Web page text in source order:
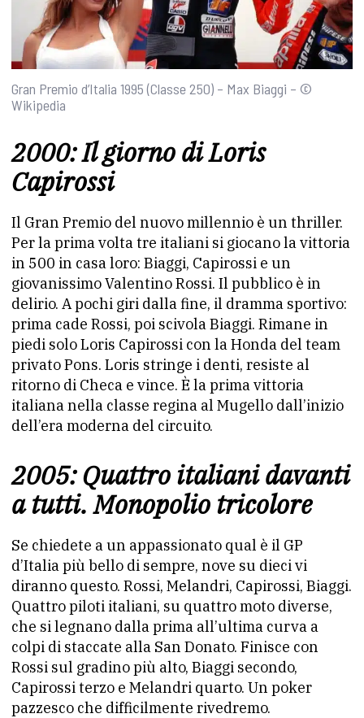
Gran Premio d’Italia 1995 (Classe 250) – Max Biaggi – ©
Wikipedia
2000: Il giorno di Loris
Capirossi
Il Gran Premio del nuovo millennio è un thriller.
Per la prima volta tre italiani si giocano la vittoria
in 500 in casa loro: Biaggi, Capirossi e un
giovanissimo Valentino Rossi. Il pubblico è in
delirio. A pochi giri dalla fine, il dramma sportivo:
prima cade Rossi, poi scivola Biaggi. Rimane in
piedi solo Loris Capirossi con la Honda del team
privato Pons. Loris stringe i denti, resiste al
ritorno di Checa e vince. È la prima vittoria
italiana nella classe regina al Mugello dall’inizio
dell’era moderna del circuito.
2005: Quattro italiani davanti
a tutti. Monopolio tricolore
Se chiedete a un appassionato qual è il GP
d’Italia più bello di sempre, nove su dieci vi
diranno questo. Rossi, Melandri, Capirossi, Biaggi.
Quattro piloti italiani, su quattro moto diverse,
che si legnano dalla prima all’ultima curva a
colpi di staccate alla San Donato. Finisce con
Rossi sul gradino più alto, Biaggi secondo,
Capirossi terzo e Melandri quarto. Un poker
pazzesco che difficilmente rivedremo.